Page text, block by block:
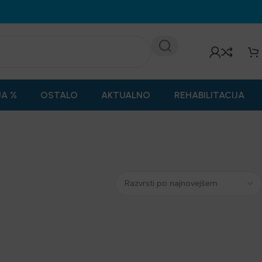
% OSTALO AKTUALNO REHABILITACIJA